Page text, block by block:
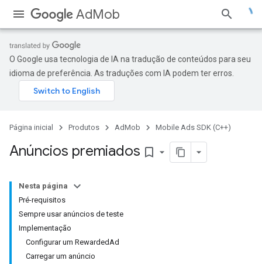
AdMob
O Google usa tecnologia de IA na tradução de conteúdos para seu
idioma de preferência. As traduções com IA podem ter erros.
Página inicial Produtos AdMob Mobile Ads SDK (C++)
Anúncios premiados bookmark_border
Nesta página
Pré-requisitos
Sempre usar anúncios de teste
Implementação
Configurar um RewardedAd
Carregar um anúncio